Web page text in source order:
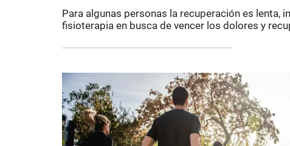
Para algunas personas la recuperación es lenta,
fisioterapia en busca de vencer los dolores y